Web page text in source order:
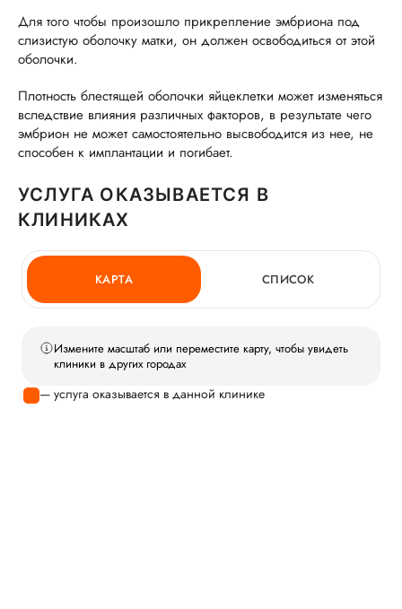
Для того чтобы произошло прикрепление эмбриона под
слизистую оболочку матки, он должен освободиться от этой
оболочки.
Плотность блестящей оболочки яйцеклетки может изменяться
вследствие влияния различных факторов, в результате чего
эмбрион не может самостоятельно высвободится из нее, не
способен к имплантации и погибает.
УСЛУГА ОКАЗЫВАЕТСЯ В
КЛИНИКАХ
КАРТА СПИСОК
Измените масштаб или переместите карту, чтобы увидеть
клиники в других городах
— услуга оказывается в данной клинике